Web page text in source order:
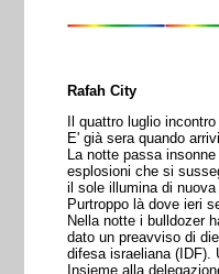
Rafah City
Il quattro luglio
E' già sera quando
La notte passa
esplosioni che si
il sole illumina di
Purtroppo là dove ieri
Nella notte i bulldozer
dato un preavviso di
difesa israeliana (IDF).
Insieme alla